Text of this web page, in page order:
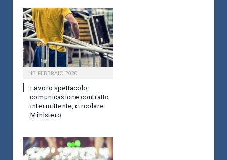
13 FEBBRAIO 2020
Lavoro spettacolo,
comunicazione contratto
intermittente, circolare
Ministero